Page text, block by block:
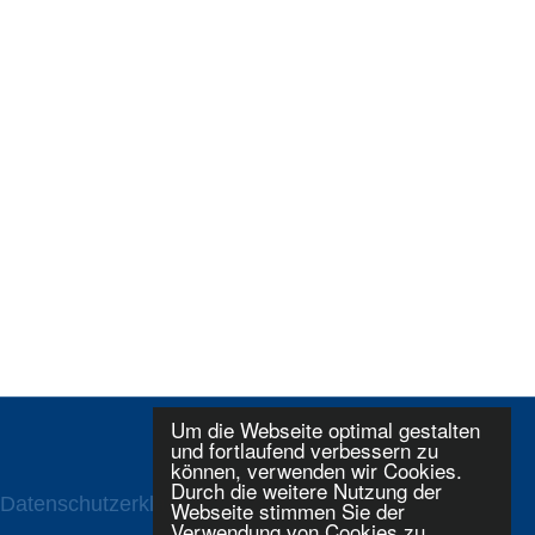
Um die Webseite optimal gestalten
und fortlaufend verbessern zu
können, verwenden wir Cookies.
Durch die weitere Nutzung der
Webseite stimmen Sie der
Datenschutzerklaerung Login